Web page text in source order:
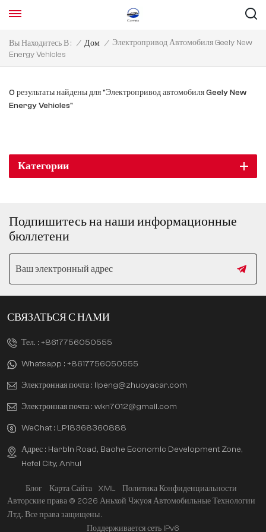
Вы Находитесь В : / Дом / Электропривод Автомобиля Geely New
Energy Vehicles
0 результаты найдены для "Электропривод автомобиля Geely New
Energy Vehicles"
Категории
Подпишитесь на наши информационные
бюллетени
СВЯЗАТЬСЯ С НАМИ
Тел. : +8617756050555
Whatsapp : +8617756050555
Электронная почта : lipeng@zhuoyacar.com
Электронная почта : wkn7012@gmail.com
WeChat : LP18368360888
Адрес : Harbin Road, Baohe Economic Development Zone,
Hefei City, Anhui
Блог Карта Сайта XML
Политика Конфиденциальности
Авторские права © 2026 Аньхой Чжуоя Автомобильные Технологии
Лтд.. Все права защищены .
Поддерживается сеть IPv6